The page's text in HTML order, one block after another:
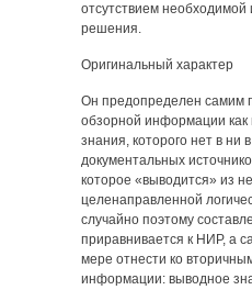
отсутствием
решения.
Оригинальный характер
Он предопределен самим
обзорной информации как
знания, которого нет в ни
документальных
которое «выводится» из
целенаправленной
случайно поэтому
приравнивается к НИР, а
мере отнести ко
информации: выводное